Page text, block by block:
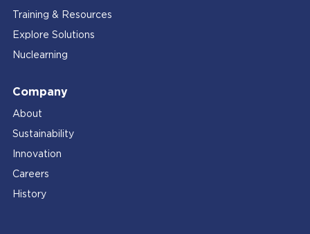
Training & Resources
Explore Solutions
Nuclearning
Company
About
Sustainability
Innovation
Careers
History